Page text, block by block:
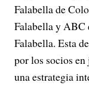
Falabella de
Falabella y ABC
Falabella. Esta
por los socios
una estrategia